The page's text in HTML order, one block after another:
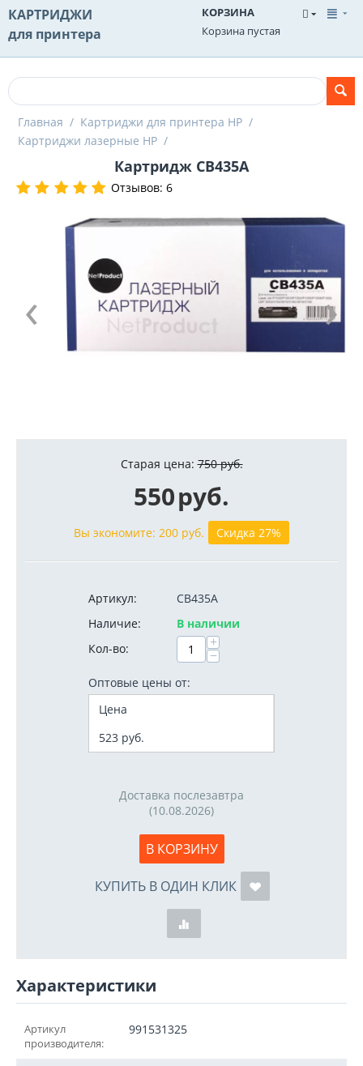
КАРТРИДЖИ
для принтера
КОРЗИНА
Корзина пустая
Главная / Картриджи для принтера HP /
Картриджи лазерные HP /
Картридж CB435A
Отзывов: 6
Старая цена: 750 руб.
550руб.
Вы экономите: 200 руб. Скидка 27%
Артикул:
CB435A
Наличие:
В наличии
Кол-во:
+
−
Оптовые цены от:
Цена
523 руб.
Доставка послезавтра
(10.08.2026)
В КОРЗИНУ
КУПИТЬ В ОДИН КЛИК
Характеристики
Артикул
производителя:
991531325